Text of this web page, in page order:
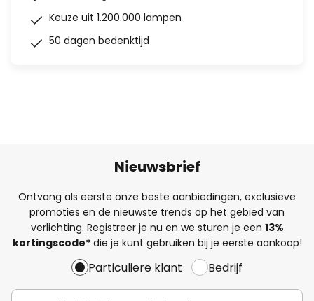
Keuze uit 1.200.000 lampen
50 dagen bedenktijd
Nieuwsbrief
Ontvang als eerste onze beste aanbiedingen, exclusieve
promoties en de nieuwste trends op het gebied van
verlichting. Registreer je nu en we sturen je een 13%
kortingscode*die je kunt gebruiken bij je eerste aankoop!
Particuliere klant Bedrijf